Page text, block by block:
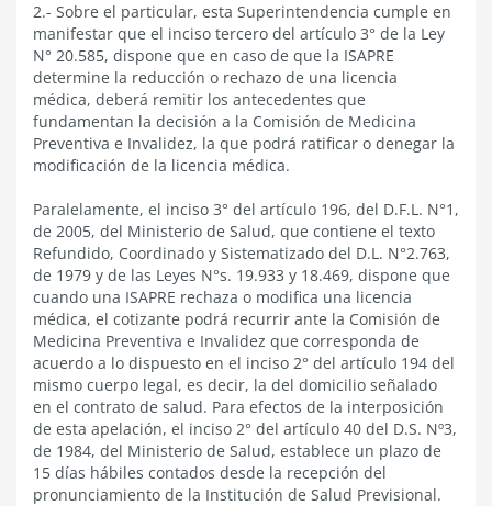
2.- Sobre el particular, esta Superintendencia cumple en
manifestar que el inciso tercero del artículo 3° de la Ley
N° 20.585, dispone que en caso de que la ISAPRE
determine la reducción o rechazo de una licencia
médica, deberá remitir los antecedentes que
fundamentan la decisión a la Comisión de Medicina
Preventiva e Invalidez, la que podrá ratificar o denegar la
modificación de la licencia médica.
Paralelamente, el inciso 3° del artículo 196, del D.F.L. N°1,
de 2005, del Ministerio de Salud, que contiene el texto
Refundido, Coordinado y Sistematizado del D.L. N°2.763,
de 1979 y de las Leyes N°s. 19.933 y 18.469, dispone que
cuando una ISAPRE rechaza o modifica una licencia
médica, el cotizante podrá recurrir ante la Comisión de
Medicina Preventiva e Invalidez que corresponda de
acuerdo a lo dispuesto en el inciso 2° del artículo 194 del
mismo cuerpo legal, es decir, la del domicilio señalado
en el contrato de salud. Para efectos de la interposición
de esta apelación, el inciso 2° del artículo 40 del D.S. Nº3,
de 1984, del Ministerio de Salud, establece un plazo de
15 días hábiles contados desde la recepción del
pronunciamiento de la Institución de Salud Previsional.